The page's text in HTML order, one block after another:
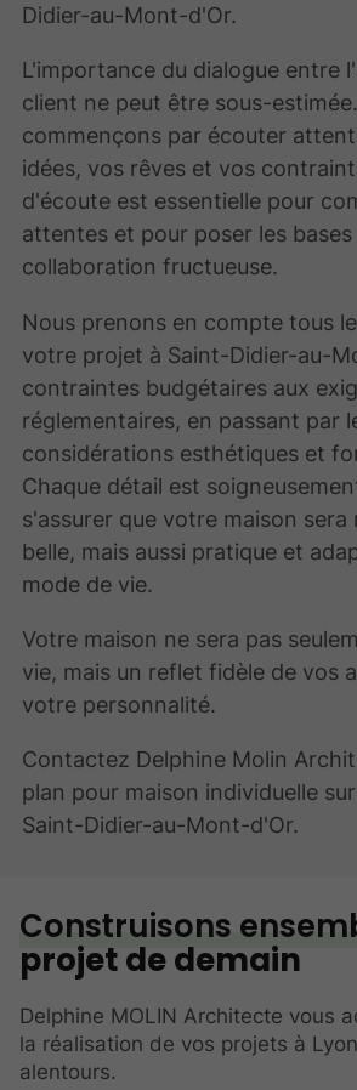
Didier-au-Mont-d'Or.
L'importance du dialogue entre
client ne peut être sous-
commençons par écouter
idées, vos rêves et vos
d'écoute est essentielle pour
attentes et pour poser les
collaboration fructueuse.
Nous prenons en compte tous
votre projet à Saint-Didier-au-
contraintes budgétaires aux
réglementaires, en passant par
considérations esthétiques et
Chaque détail est
s'assurer que votre maison sera
belle, mais aussi pratique et
mode de vie.
Votre maison ne sera pas
vie, mais un reflet fidèle de vos
votre personnalité.
Contactez Delphine Molin
plan pour maison individuelle
Saint-Didier-au-Mont-d'Or.
Construisons
projet de demain
Delphine MOLIN Architecte vous
la réalisation de vos projets à
alentours.